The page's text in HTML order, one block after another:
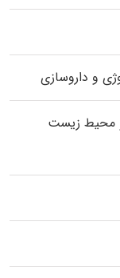
و داروسازی
محیط زیست